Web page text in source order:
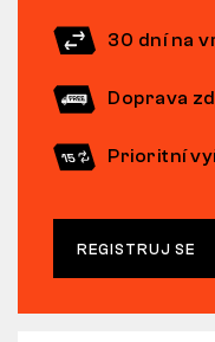
30 dní na
Doprava
Prioritní
REGISTRUJ SE